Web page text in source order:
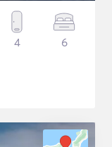
4 6